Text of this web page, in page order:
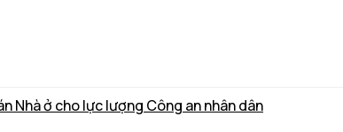
Nhà ở cho lực lượng Công an nhân dân